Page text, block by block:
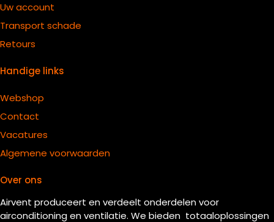
Uw account
Transport schade
Retours
Handige links
Webshop
Contact
Vacatures
Algemene voorwaarden
Over ons
Airvent produceert en verdeelt onderdelen voor
airconditioning en ventilatie. We bieden totaaloplossingen